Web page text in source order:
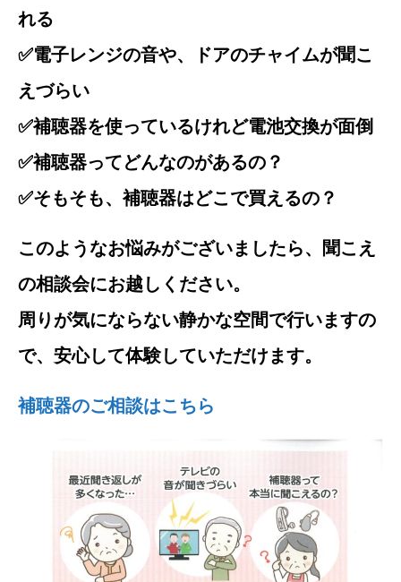
れる
✅電子レンジの音や、ドアのチャイムが聞こ
えづらい
✅補聴器を使っているけれど電池交換が面倒
✅補聴器ってどんなのがあるの？
✅そもそも、補聴器はどこで買えるの？
このようなお悩みがございましたら、聞こえ
の相談会にお越しください。
周りが気にならない静かな空間で行いますの
で、安心して体験していただけます。
補聴器のご相談はこちら